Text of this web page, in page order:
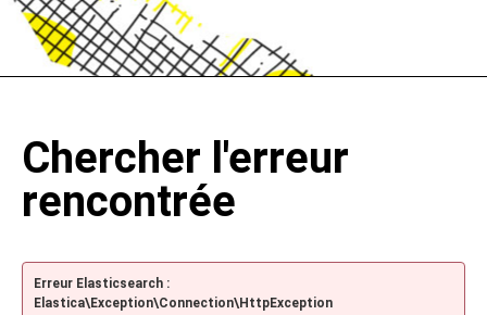
Chercher l'erreur
rencontrée
Erreur Elasticsearch :
Elastica\Exception\Connection\HttpException